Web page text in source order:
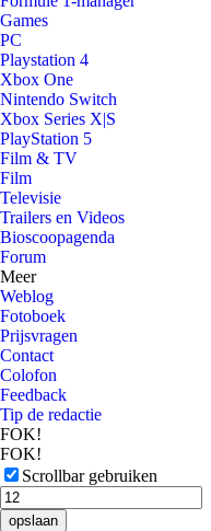
Games
PC
Playstation 4
Xbox One
Nintendo Switch
Xbox Series X|S
PlayStation 5
Film & TV
Film
Televisie
Trailers en Videos
Bioscoopagenda
Forum
Meer
Weblog
Fotoboek
Prijsvragen
Contact
Colofon
Feedback
Tip de redactie
FOK!
FOK!
Scrollbar gebruiken
opslaan